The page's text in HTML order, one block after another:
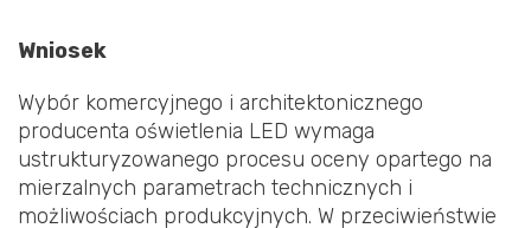
Wniosek
Wybór komercyjnego i architektonicznego
producenta oświetlenia LED wymaga
ustrukturyzowanego procesu oceny opartego na
mierzalnych parametrach technicznych i
możliwościach produkcyjnych. W przeciwieństwie